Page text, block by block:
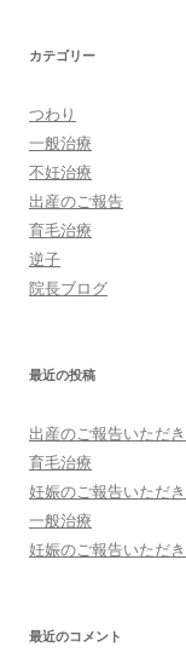
カテゴリー
つわり
一般治療
不妊治療
出産のご報告
育毛治療
逆子
院長ブログ
最近の投稿
出産のご報告いただ
育毛治療
妊娠のご報告いただ
一般治療
妊娠のご報告いただ
最近のコメント